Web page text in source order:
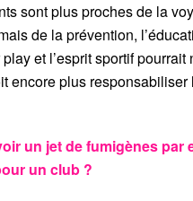
sont plus proches de la
de la prévention,
et l’esprit sportif pourrait
encore plus responsabiliser
un jet de fumigènes par
un club ?